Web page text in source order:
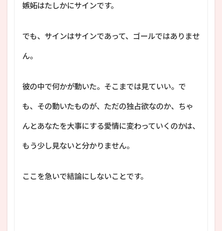
嫉妬はたしかにサインです。
でも、サインはサインであって、ゴールではありませ
ん。
彼の中で何かが動いた。そこまでは見ていい。で
も、その動いたものが、ただの独占欲なのか、ちゃ
んとあなたを大事にする愛情に変わっていくのかは、
もう少し見ないと分かりません。
ここを急いで結論にしないことです。